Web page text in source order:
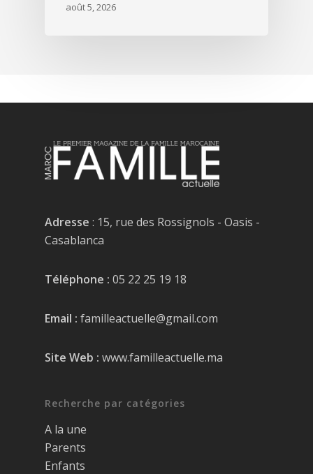
août 5, 2026
Adresse : 15, rue des Rossignols - Oasis -
Casablanca
Téléphone : 05 22 25 19 18
Email : familleactuelle@gmail.com
Site Web : www.familleactuelle.ma
Recherche par catégories
A la une
Parents
Enfants